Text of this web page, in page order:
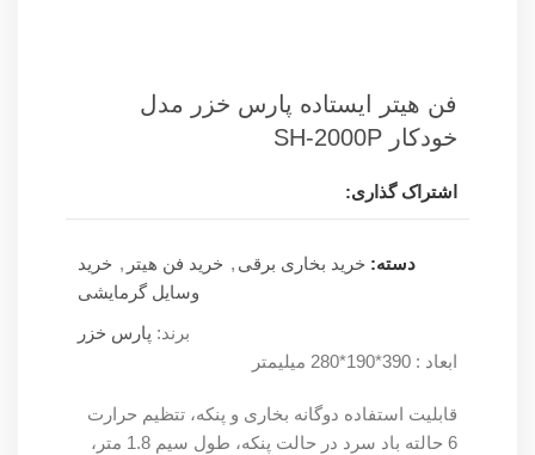
فن هیتر ایستاده پارس خزر مدل
خودکار SH-2000P
اشتراک گذاری:
دسته: خرید بخاری برقی , خرید فن هیتر , خرید
وسایل گرمایشی
برند: پارس خزر
ابعاد : 390*190*280 میلیمتر
قابلیت استفاده دوگانه بخاری و پنکه، تتظیم حرارت
6 حالته باد سرد در حالت پنکه، طول سیم 1.8 متر،